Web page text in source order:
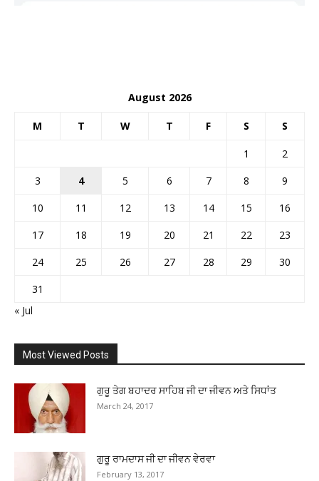
August 2026
M T W T F S S
1
2
3
4 5 6 7 8
9
10
11 12 13 14 15
16
17
18 19 20 21 22
23
24
25 26 27 28 29
30
31
« Jul
Most Viewed Posts
ਗੁਰੂ ਤੇਗ ਬਹਾਦਰ ਸਾਹਿਬ ਜੀ ਦਾ ਜੀਵਨ ਅਤੇ ਸਿਧਾਂਤ
March 24, 2017
ਗੁਰੂ ਰਾਮਦਾਸ ਜੀ ਦਾ ਜੀਵਨ ਵੇਰਵਾ
February 13, 2017